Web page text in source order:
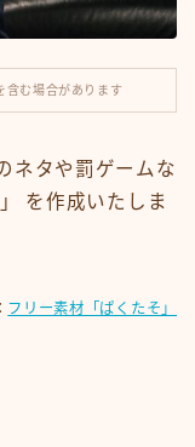
含む場合があります
ネタや罰ゲームな
を作成いたしま
フリー素材「ぱくたそ」